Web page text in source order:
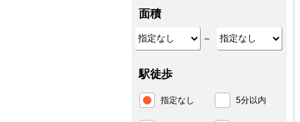
面積
～
駅徒歩
指定なし 5分以内